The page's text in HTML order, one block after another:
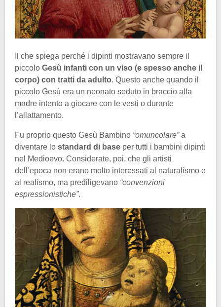
Il che spiega perché i dipinti mostravano sempre il
piccolo Gesù infanti con un viso (e spesso anche il
corpo) con tratti da adulto. Questo anche quando il
piccolo Gesù era un neonato seduto in braccio alla
madre intento a giocare con le vesti o durante
l’allattamento.
Fu proprio questo Gesù Bambino “omuncolare”a
diventare lo standard di base per tutti i bambini dipinti
nel Medioevo. Considerate, poi, che gli artisti
dell’epoca non erano molto interessati al naturalismo e
al realismo, ma prediligevano “convenzioni
espressionistiche”.